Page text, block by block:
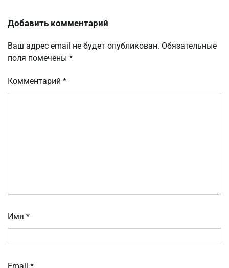
Добавить комментарий
Ваш адрес email не будет опубликован. Обязательные
поля помечены *
Комментарий *
Имя *